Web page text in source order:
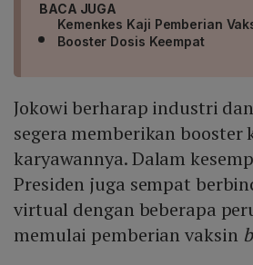
BACA JUGA
Kemenkes Kaji Pemberian
Booster Dosis Keempat
Jokowi berharap industri
segera memberikan booster
karyawannya. Dalam
Presiden juga sempat
virtual dengan beberapa
memulai pemberian vaksin